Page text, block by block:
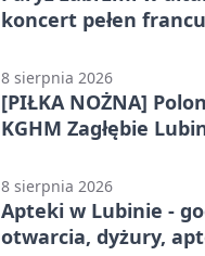
koncert pełen
8 sierpnia 2026
[PIŁKA NOŻNA]
KGHM Zagłębie
8 sierpnia 2026
Apteki w Lubinie -
otwarcia, dyżury,